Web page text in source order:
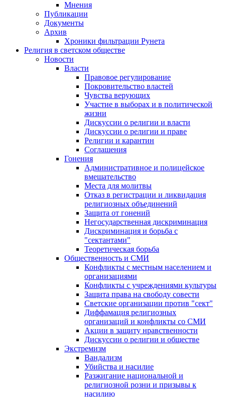
Мнения
Публикации
Документы
Архив
Хроники фильтрации Рунета
Религия в светском обществе
Новости
Власти
Правовое регулирование
Покровительство властей
Чувства верующих
Участие в выборах и в политической
жизни
Дискуссии о религии и власти
Дискуссии о религии и праве
Религии и карантин
Соглашения
Гонения
Административное и полицейское
вмешательство
Места для молитвы
Отказ в регистрации и ликвидация
религиозных объединений
Защита от гонений
Негосударственная дискриминация
Дискриминация и борьба с
"сектантами"
Теоретическая борьба
Общественность и СМИ
Конфликты с местным населением и
организациями
Конфликты с учреждениями культуры
Защита права на свободу совести
Светские организации против "сект"
Диффамация религиозных
организаций и конфликты со СМИ
Акции в защиту нравственности
Дискуссии о религии и обществе
Экстремизм
Вандализм
Убийства и насилие
Разжигание национальной и
религиозной розни и призывы к
насилию